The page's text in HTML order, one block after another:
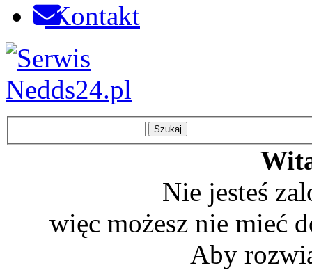
Kontakt
Nie jesteś
więc możesz nie mieć
Aby